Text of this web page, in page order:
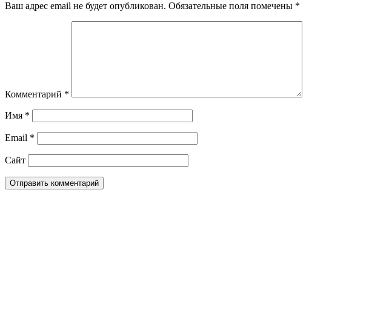
Ваш адрес email не будет опубликован. Обязательные поля помечены *
Комментарий *
Имя *
Email *
Сайт